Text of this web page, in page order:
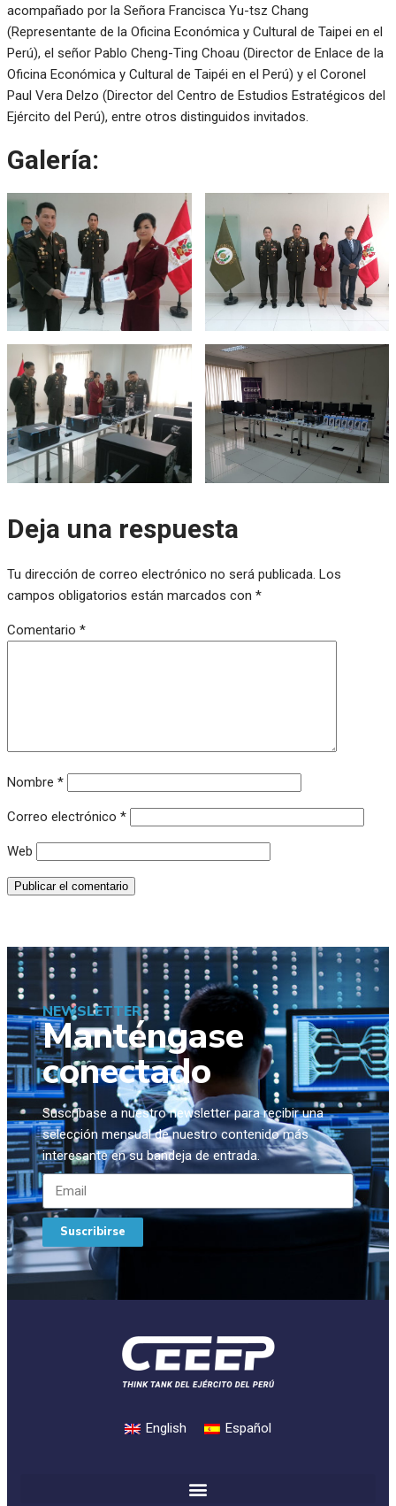
acompañado por la Señora Francisca Yu-tsz Chang
(Representante de la Oficina Económica y Cultural de Taipei en el
Perú), el señor Pablo Cheng-Ting Choau (Director de Enlace de la
Oficina Económica y Cultural de Taipéi en el Perú) y el Coronel
Paul Vera Delzo (Director del Centro de Estudios Estratégicos del
Ejército del Perú), entre otros distinguidos invitados.
Galería:
Deja una respuesta
Tu dirección de correo electrónico no será publicada. Los
campos obligatorios están marcados con *
Comentario *
Nombre *
Correo electrónico *
Web
NEWSLETTER
Manténgase
conectado
Suscríbase a nuestro newsletter para recibir una
selección mensual de nuestro contenido más
interesante en su bandeja de entrada.
Suscribirse
English Español